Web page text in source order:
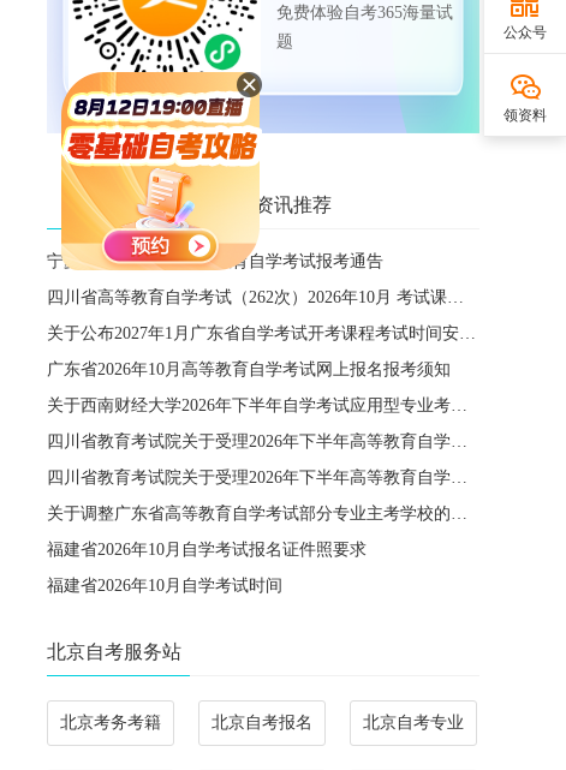
免费体验自考365海量试
题
相关资讯推荐 热门资讯推荐
宁夏2026年下半年高等教育自学考试报考通告
四川省高等教育自学考试（262次）2026年10月 考试课程简表
关于公布2027年1月广东省自学考试开考课程考试时间安排和使用教材的通知
广东省2026年10月高等教育自学考试网上报名报考须知
关于西南财经大学2026年下半年自学考试应用型专业考籍更改办理的通知
四川省教育考试院关于受理2026年下半年高等教育自学考试省际转考申请的通告
四川省教育考试院关于受理2026年下半年高等教育自学考试考籍更改申请的通告
关于调整广东省高等教育自学考试部分专业主考学校的通知
福建省2026年10月自学考试报名证件照要求
福建省2026年10月自学考试时间
北京自考服务站
北京考务考籍 北京自考报名 北京自考专业
公众号
领资料